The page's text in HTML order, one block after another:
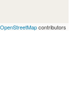
OpenStreetMapcontributors